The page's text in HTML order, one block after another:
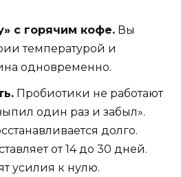
с горячим кофе. Вы
температурой и
одновременно.
Пробиотики не работают
один раз и забыл».
долго.
от 14 до 30 дней.
усилия к нулю.